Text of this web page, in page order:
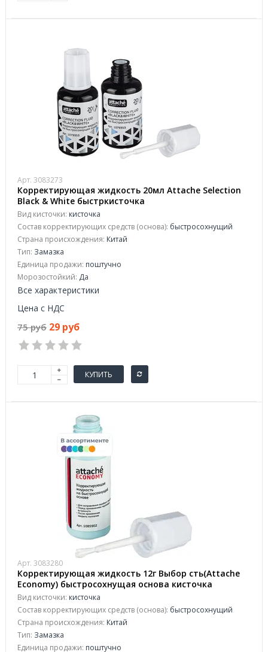
Арт. 3083273
Корректирующая жидкость 20мл Attache Selection
Black & White быстркисточка
Вид кисточки: кисточка
Состав корректирующих средств (основа): быстросохнущий
Страна происхождения: Китай
Тип: Замазка
Единица продажи: поштучно
Морозостойкий: Да
Все характеристики
Цена с НДС
75 руб 29 руб
КУПИТЬ
Арт. 3083280
Корректирующая жидкость 12г Выбор сть(Attache
Economy) быстросохнущая основа кисточка
Вид кисточки: кисточка
Состав корректирующих средств (основа): быстросохнущий
Страна происхождения: Китай
Тип: Замазка
Единица продажи: поштучно